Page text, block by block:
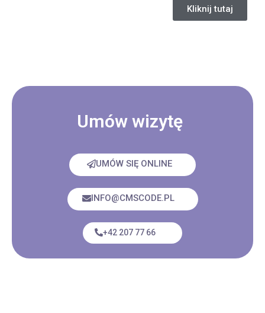
Kliknij tutaj
Umów wizytę
UMÓW SIĘ ONLINE
INFO@CMSCODE.PL
+42 207 77 66